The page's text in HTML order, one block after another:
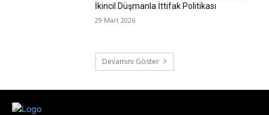
İkincil Düşmanla İttifak Politikası
29 Mart 2026
Devamını Göster